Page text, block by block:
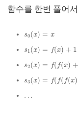
함수를 한번 풀어
s0(x) = x
s1(x) = f(x) + 1
s2(x) = f( f(x) +
s3(x) = f( f( f(x)
…